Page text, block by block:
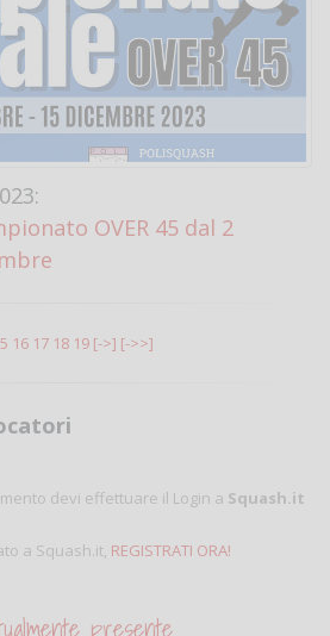
OVER 45 dal 2
16 17 18 19 [->] [->>]
devi effettuare il Login a Squash.it
a Squash.it, REGISTRATI ORA!